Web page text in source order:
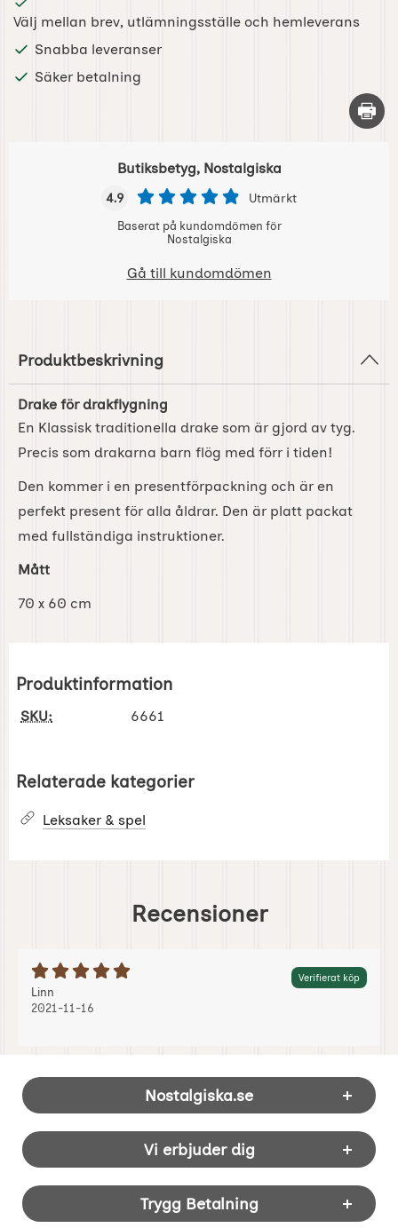
Välj mellan brev, utlämningsställe och hemleverans
Snabba leveranser
Säker betalning
Skriv
Butiksbetyg, Nostalgiska
4.9 Utmärkt
Baserat på kundomdömen för
Nostalgiska
Gå till kundomdömen
Produktbeskrivning
Drake för drakflygning
En Klassisk traditionella drake som är gjord av tyg.
Precis som drakarna barn flög med förr i tiden!
Den kommer i en presentförpackning och är en
perfekt present för alla åldrar. Den är platt packat
med fullständiga instruktioner.
Mått
70 x 60 cm
Produktinformation
SKU: 6661
Relaterade kategorier
Leksaker & spel
Recensioner
Betyg: 5 Stjärnor av 5 Verifierat köp
Recension av:
Linn
2021-11-16
Sidfot Blandad info och länkar
Nostalgiska.se
Vi erbjuder dig
Trygg Betalning